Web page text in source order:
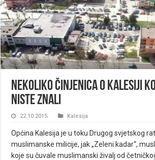
Nekoliko činjenica o Kalesiji
niste znali
22.10.2015. Kalesija
Općina Kalesija je u toku Drugog svjetskog
muslimanske milicije, jak „Zeleni kadar“,
koje su čuvale muslimanski živalj od